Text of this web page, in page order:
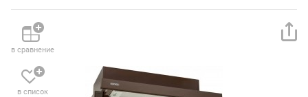
в сравнение
в список